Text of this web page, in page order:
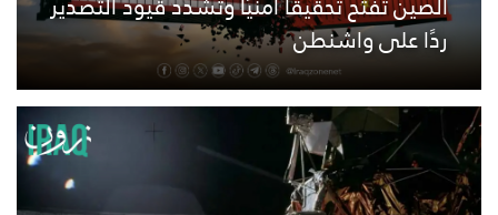
ردًا على واشنطن